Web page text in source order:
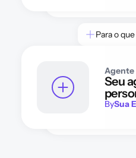
Agente
Seu
BySua
Para o